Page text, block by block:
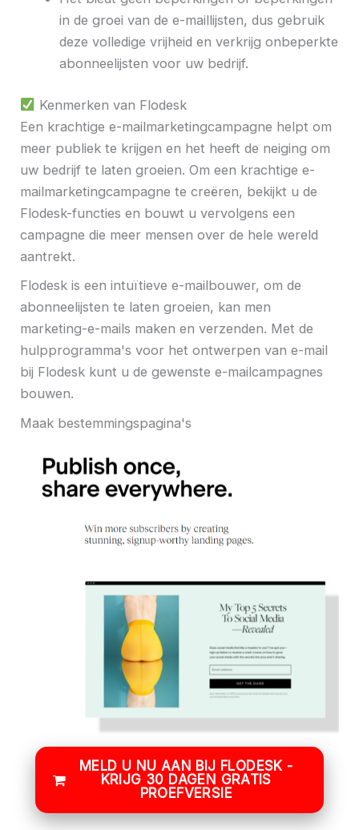
in de groei van de e-maillijsten, dus gebruik
deze volledige vrijheid en verkrijg onbeperkte
abonneelijsten voor uw bedrijf.
Kenmerken van Flodesk
Een krachtige e-mailmarketingcampagne helpt om
meer publiek te krijgen en het heeft de neiging om
uw bedrijf te laten groeien. Om een ​​krachtige e-
mailmarketingcampagne te creëren, bekijkt u de
Flodesk-functies en bouwt u vervolgens een
campagne die meer mensen over de hele wereld
aantrekt.
Flodesk is een intuïtieve e-mailbouwer, om de
abonneelijsten te laten groeien, kan men
marketing-e-mails maken en verzenden. Met de
hulpprogramma's voor het ontwerpen van e-mail
bij Flodesk kunt u de gewenste e-mailcampagnes
bouwen.
Maak bestemmingspagina's
MELD U NU AAN BIJ FLODESK -
KRIJG 30 DAGEN GRATIS
PROEFVERSIE